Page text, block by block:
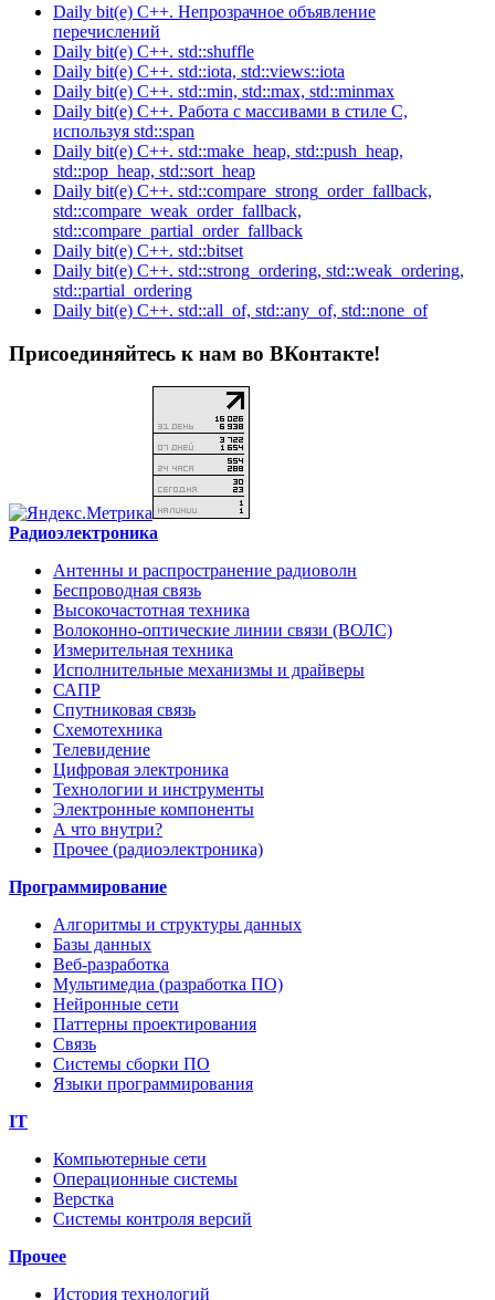
Daily bit(e) C++. Непрозрачное объявление
перечислений
Daily bit(e) C++. std::shuffle
Daily bit(e) C++. std::iota, std::views::iota
Daily bit(e) C++. std::min, std::max, std::minmax
Daily bit(e) C++. Работа с массивами в стиле C,
используя std::span
Daily bit(e) C++. std::make_heap, std::push_heap,
std::pop_heap, std::sort_heap
Daily bit(e) C++. std::compare_strong_order_fallback,
std::compare_weak_order_fallback,
std::compare_partial_order_fallback
Daily bit(e) C++. std::bitset
Daily bit(e) C++. std::strong_ordering, std::weak_ordering,
std::partial_ordering
Daily bit(e) C++. std::all_of, std::any_of, std::none_of
Присоединяйтесь к нам во ВКонтакте!
Радиоэлектроника
Антенны и распространение радиоволн
Беспроводная связь
Высокочастотная техника
Волоконно-оптические линии связи (ВОЛС)
Измерительная техника
Исполнительные механизмы и драйверы
САПР
Спутниковая связь
Схемотехника
Телевидение
Цифровая электроника
Технологии и инструменты
Электронные компоненты
А что внутри?
Прочее (радиоэлектроника)
Программирование
Алгоритмы и структуры данных
Базы данных
Веб-разработка
Мультимедиа (разработка ПО)
Нейронные сети
Паттерны проектирования
Связь
Системы сборки ПО
Языки программирования
IT
Компьютерные сети
Операционные системы
Верстка
Системы контроля версий
Прочее
История технологий